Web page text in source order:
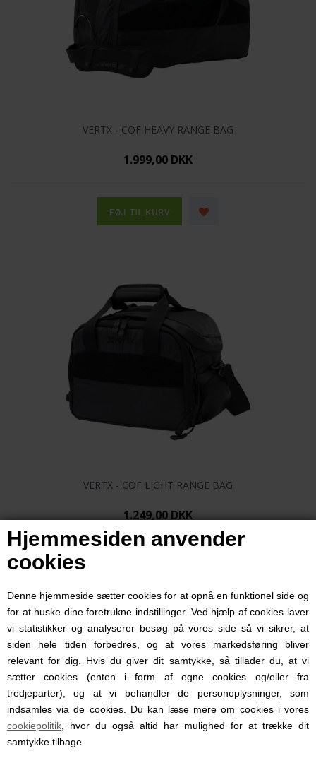
Hjemmesiden anvender
cookies
Denne hjemmeside sætter cookies for at opnå en funktionel side og
for at huske dine foretrukne indstillinger. Ved hjælp af cookies laver
vi statistikker og analyserer besøg på vores side så vi sikrer, at
siden hele tiden forbedres, og at vores markedsføring bliver
relevant for dig. Hvis du giver dit samtykke, så tillader du, at vi
sætter cookies (enten i form af egne cookies og/eller fra
tredjeparter), og at vi behandler de personoplysninger, som
indsamles via de cookies. Du kan læse mere om cookies i vores
cookiepolitik , hvor du også altid har mulighed for at trække dit
samtykke tilbage.
VERTX - COF HEAVY RANGE BAG
1.999,00 DKK
VERTX - COF LIGHT RANGE BAG
1.249,00 DKK